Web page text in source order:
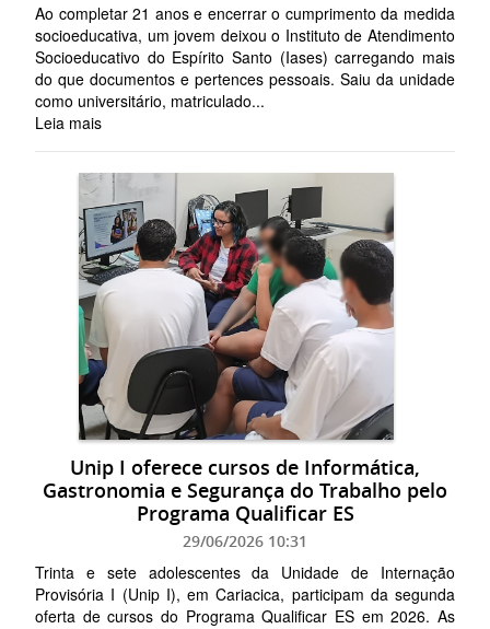
Ao completar 21 anos e encerrar o cumprimento da medida
socioeducativa, um jovem deixou o Instituto de Atendimento
Socioeducativo do Espírito Santo (Iases) carregando mais
do que documentos e pertences pessoais. Saiu da unidade
como universitário, matriculado...
Leia mais
Unip I oferece cursos de Informática,
Gastronomia e Segurança do Trabalho pelo
Programa Qualificar ES
29/06/2026 10:31
Trinta e sete adolescentes da Unidade de Internação
Provisória I (Unip I), em Cariacica, participam da segunda
oferta de cursos do Programa Qualificar ES em 2026. As